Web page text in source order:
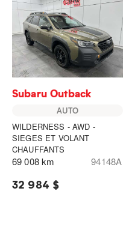
Subaru Outback
AUTO
WILDERNESS - AWD -
SIEGES ET VOLANT
CHAUFFANTS
69 008 km 94148A
32 984 $